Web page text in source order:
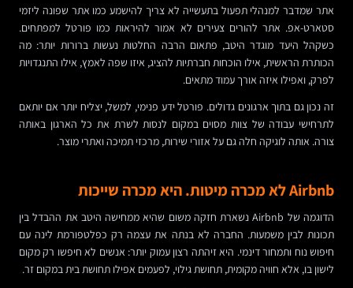
אתר שמדבר למנהלי תפעול בתעשייה לא צריך להישמע כמו אתר שפונה ליזמי
סטארט-אפ. אתר להורים צעירים לא אמור להיראות כמו פורטל למפתחים.
כשקהל היעד מוגדר היטב, פתאום הרבה החלטות נעשות ברורות יותר: מה
הכותרת הראשית, אילו הוכחות חברתיות להציג, איזו שפה לאמץ, אילו התנגדויות
לפרק, ואפילו איזה אורך עמוד מתאים.
זה נכון גם בתוך ארגונים גדולים. פורטל ידע פנימי, למשל, יצליח יותר אם יותאם
לתרחישי עבודה של צוות מסוים במקום לנסות לשרת את כל הארגון באותה
צורה. אותה לוגיקה חלה גם על אזורי שירות, מרכזי תמיכה ואתרי מוצר.
Airbnb לא מכרה מיטות. היא מכרה שייכות
הדוגמה של Airbnb נשארת חזקה משום שהיא ממחישה היטב את ההבדל בין
תכונות לבין משמעות. החברה לא בנתה את עצמה רק כפלטפורמת לינה עם
חיפוש נוח ותמחור דינמי. היא זיהתה רצון עמוק יותר: אנשים לא חיפשו רק מקום
לישון בו, אלא חוויה מקומית, תחושת גילוי, לפעמים אפילו תחושת בית במקום זר.